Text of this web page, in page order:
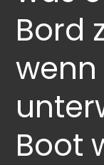
Bord
Boot